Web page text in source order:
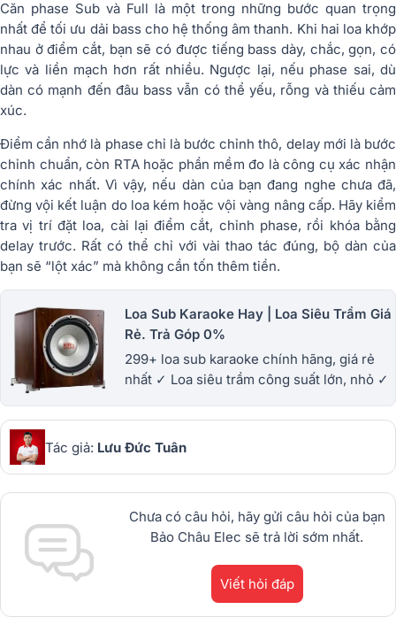
Căn phase Sub và Full là một trong những bước quan trọng
nhất để tối ưu dải bass cho hệ thống âm thanh. Khi hai loa khớp
nhau ở điểm cắt, bạn sẽ có được tiếng bass dày, chắc, gọn, có
lực và liền mạch hơn rất nhiều. Ngược lại, nếu phase sai, dù
dàn có mạnh đến đâu bass vẫn có thể yếu, rỗng và thiếu cảm
xúc.
Điểm cần nhớ là phase chỉ là bước chỉnh thô, delay mới là bước
chỉnh chuẩn, còn RTA hoặc phần mềm đo là công cụ xác nhận
chính xác nhất. Vì vậy, nếu dàn của bạn đang nghe chưa đã,
đừng vội kết luận do loa kém hoặc vội vàng nâng cấp. Hãy kiểm
tra vị trí đặt loa, cài lại điểm cắt, chỉnh phase, rồi khóa bằng
delay trước. Rất có thể chỉ với vài thao tác đúng, bộ dàn của
bạn sẽ “lột xác” mà không cần tốn thêm tiền.
Loa Sub Karaoke Hay | Loa Siêu Trầm Giá
Rẻ. Trả Góp 0%
299+ loa sub karaoke chính hãng, giá rẻ
nhất ✓ Loa siêu trầm công suất lớn, nhỏ ✓
Bảo hành lâu dài ✓ Xem Ngay!
Tác giả: Lưu Đức Tuân
Chưa có câu hỏi, hãy gửi câu hỏi của bạn
Bảo Châu Elec sẽ trả lời sớm nhất.
Viết hỏi đáp